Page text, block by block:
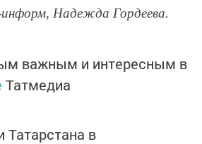
Надежда Гордеева.
важным и интересным в
Татмедиа
Татарстана в